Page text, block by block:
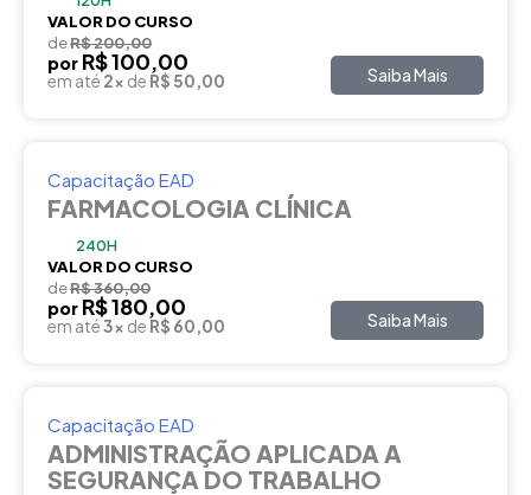
VALOR DO CURSO
deR$ 200,00
por R$ 100,00
em até 2x de R$ 50,00 Saiba Mais
Capacitação EAD
FARMACOLOGIA CLÍNICA
240H
VALOR DO CURSO
deR$ 360,00
por R$ 180,00
em até3x de R$ 60,00 Saiba Mais
Capacitação EAD
ADMINISTRAÇÃO APLICADA A
SEGURANÇA DO TRABALHO